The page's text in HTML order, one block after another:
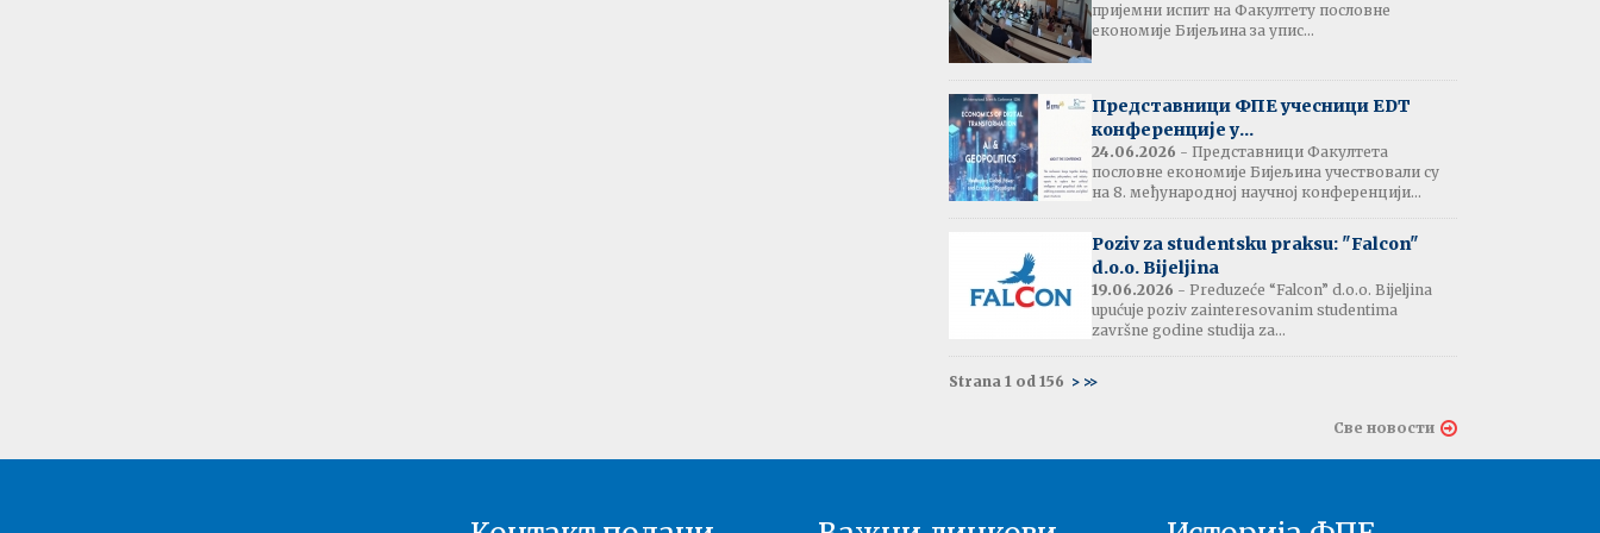
Обавјештење:
Издавање потврда
прије љетне паузе
Резултати испита:
Монетарна економија
Резултати испита и
термин усменог испита:
Енглески језик 2
Друга година - 03.07.2026
Енглески језик 1
пријемни испит на Факултету пословне
економије Бијељина за упис...
Представници ФПЕ учесници EDT
конференције у...
24.06.2026 - Представници Факултета
пословне економије Бијељина учествовали су
на 8. међународној научној конференцији...
Poziv za studentsku praksu: "Falcon"
d.o.o. Bijeljina
19.06.2026 - Preduzeće “Falcon” d.o.o. Bijeljina
upućuje poziv zainteresovanim studentima
završne godine studija za...
Strana 1 od 156 > >>
Све новости